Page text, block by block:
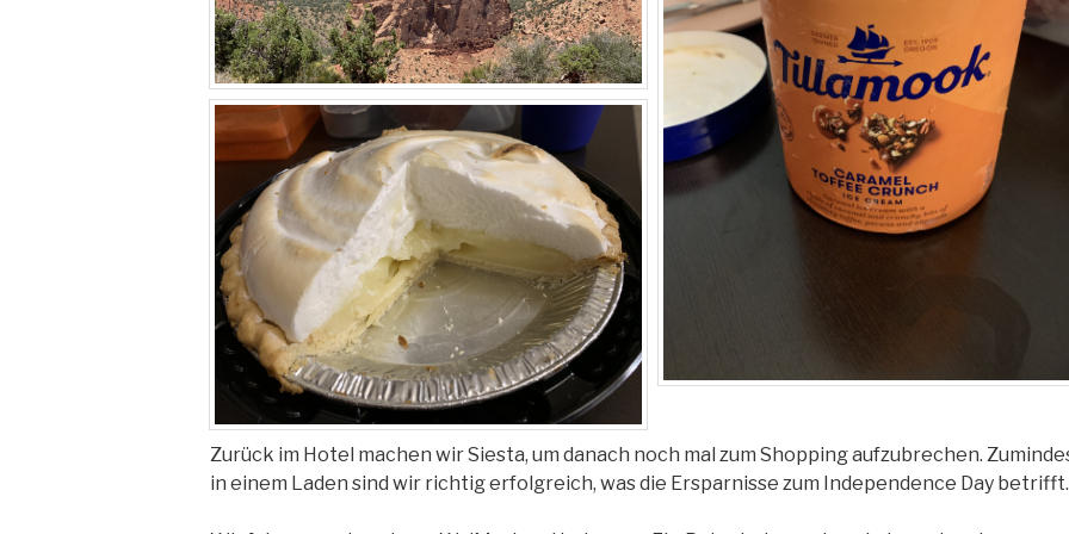
Zurück im Hotel machen wir Siesta, um danach noch mal zum Shopping aufzubrechen.
in einem Laden sind wir richtig erfolgreich, was die Ersparnisse zum Independence Day betrifft.